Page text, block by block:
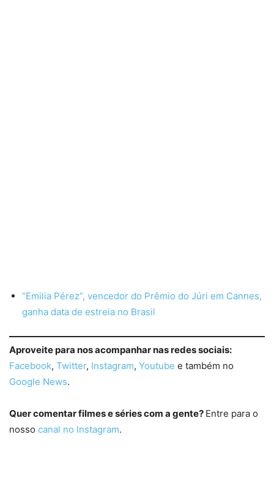
“Emilia Pérez”, vencedor do Prêmio do Júri em Cannes,
ganha data de estreia no Brasil
Aproveite para nos acompanhar nas redes sociais:
Facebook, Twitter, Instagram, Youtube e também no
Google News.
Quer comentar filmes e séries com a gente? Entre para o
nosso canal no Instagram.